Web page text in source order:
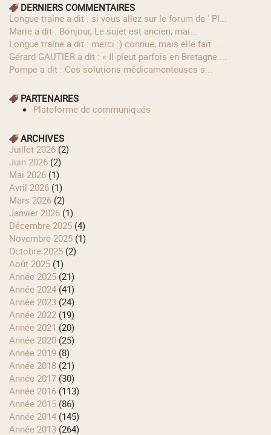
DERNIERS COMMENTAIRES
longue traîne a dit : si vous allez sur le forum de ' Pl...
Marie a dit : Bonjour, Le sujet est ancien, mai...
longue traîne a dit : merci :) connue, mais elle fait ...
Gérard GAUTIER a dit : « Il pleut parfois en Bretagne ...
Pompe a dit : Ces solutions médicamenteuses s...
PARTENAIRES
Plateforme de communiqués
ARCHIVES
juillet 2026 (2)
juin 2026 (2)
mai 2026 (1)
avril 2026 (1)
mars 2026 (2)
janvier 2026 (1)
décembre 2025 (4)
novembre 2025 (1)
octobre 2025 (2)
août 2025 (1)
année 2025 (21)
année 2024 (41)
année 2023 (24)
année 2022 (19)
année 2021 (20)
année 2020 (25)
année 2019 (8)
année 2018 (21)
année 2017 (30)
année 2016 (113)
année 2015 (86)
année 2014 (145)
année 2013 (264)